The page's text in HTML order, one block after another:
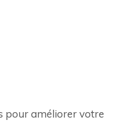
pour améliorer votre